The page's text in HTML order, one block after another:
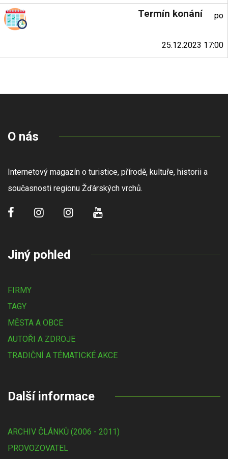
Termín konání po
25.12.2023 17:00
O nás
Internetový magazín o turistice, přírodě, kultuře, historii a
současnosti regionu Žďárských vrchů.
Jiný pohled
FIRMY
TAGY
MĚSTA A OBCE
AUTOŘI A ZDROJE
TRADIČNÍ A TÉMATICKÉ AKCE
Další informace
ARCHIV ČLÁNKŮ (2006 - 2011)
PROVOZOVATEL